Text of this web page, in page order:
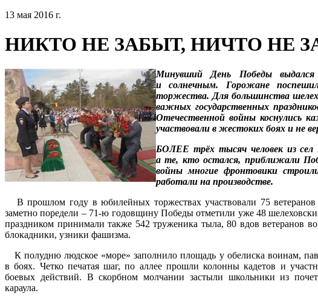
13 мая 2016 г.
НИКТО НЕ ЗАБЫТ, НИЧТО НЕ
Минувший День Победы
и солнечным. Горожане
торжества. Для большинства
важных государственных
Отечественной войны коснулись
участвовали в жестоких боях и не
БОЛЕЕ трёх тысяч человек из
а те, кто остался, приближали
войны многие фронтовики
работали на производстве.
В прошлом году в юбилейных торжествах участвовали 75
заметно поредели – 71-ю годовщину Победы отметили уже 48
праздником принимали также 542 труженика тыла, 80 вдов ветеранов
блокадники, узники фашизма.
К полудню людское «море» заполнило площадь у обелиска воинам,
в боях. Четко печатая шаг, по аллее прошли колонны кадетов и
боевых действий. В скорбном молчании застыли школьники из
караула.